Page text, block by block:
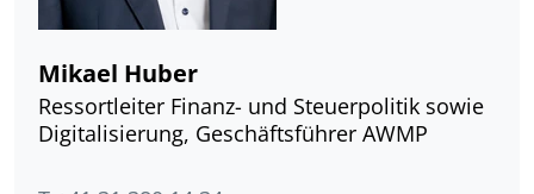
Mikael Huber
Ressortleiter Finanz- und Steuerpolitik sowie
Digitalisierung, Geschäftsführer AWMP